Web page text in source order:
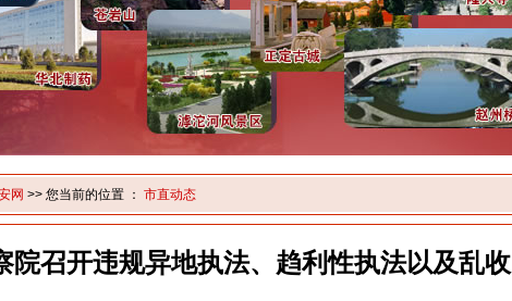
网 >> 您当前的位置 ： 市直动态
院召开违规异地执法、趋利性执法以及乱收